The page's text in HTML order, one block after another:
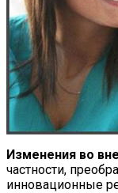
Изменения во
частности,
инновационные